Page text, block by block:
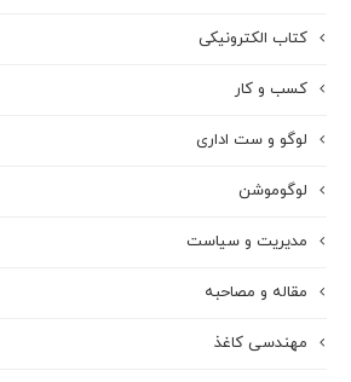
کتاب الکترونیکی
کسب و کار
لوگو و ست اداری
لوگوموشن
مدیریت و سیاست
مقاله و مصاحبه
مهندسی کاغذ